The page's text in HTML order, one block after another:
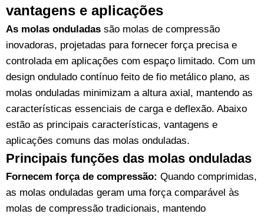
vantagens e aplicações
As molas onduladas são molas de compressão
inovadoras, projetadas para fornecer força precisa e
controlada em aplicações com espaço limitado. Com um
design ondulado contínuo feito de fio metálico plano, as
molas onduladas minimizam a altura axial, mantendo as
características essenciais de carga e deflexão. Abaixo
estão as principais características, vantagens e
aplicações comuns das molas onduladas.
Principais funções das molas onduladas
Fornecem força de compressão: Quando comprimidas,
as molas onduladas geram uma força comparável às
molas de compressão tradicionais, mantendo